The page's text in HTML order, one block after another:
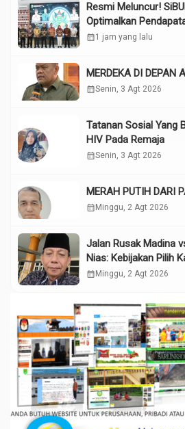
Resmi Meluncur!
Optimalkan
calendar_month1 jam yang lalu
MERDEKA DI DEPAN
calendar_monthSenin, 3 Agt 2026
Tatanan Sosial Yang
HIV Pada Remaja
calendar_monthSenin, 3 Agt 2026
MERAH PUTIH DARI
calendar_month Minggu, 2 Agt 2026
Jalan Rusak Madina
Nias: Kebijakan Pilih
calendar_month Minggu, 2 Agt 2026